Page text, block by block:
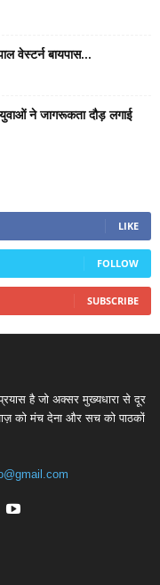
वेस्टर्न बायपास...
ने जागरूकता दौड़ लगाई
LIKE
FOLLOW
SUBSCRIBE
है जो अक्सर मुख्यधारा से दूर
को मंच देना और सच को पाठकों